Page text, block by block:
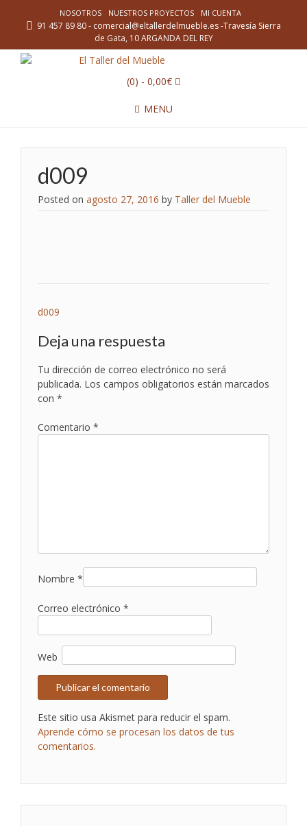
NOSOTROS NUESTROS PROYECTOS MI CUENTA
91 457 89 80 - comercial@eltallerdelmueble.es -Travesía Sierra
de Gata, 10 ARGANDA DEL REY
(0) - 0,00€
MENU
d009
Posted on agosto 27, 2016 by Taller del Mueble
Navegación
de
entradas
d009
Deja una respuesta
Tu dirección de correo electrónico no será
publicada. Los campos obligatorios están marcados
con *
Comentario *
Nombre *
Correo electrónico *
Web
Este sitio usa Akismet para reducir el spam.
Aprende cómo se procesan los datos de tus
comentarios.